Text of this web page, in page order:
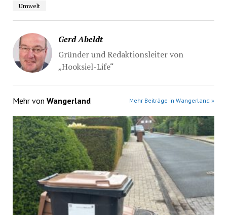
Umwelt
Gerd Abeldt
Gründer und Redaktionsleiter von
„Hooksiel-Life“
Mehr von Wangerland Mehr Beiträge in Wangerland »